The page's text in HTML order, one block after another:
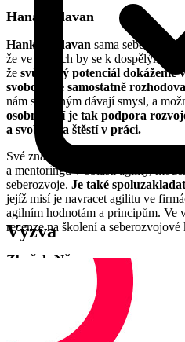
Hana Jadavan
Hanka Jadavan sama sebe
že ve firmách by se k dospělým
že svůj plný potenciál dokážeme
svobodu se samostatně
nám samotným dávají smysl, a
osobní misí je tak podpora
a svobody a štěstí v práci.
Své znalosti a praktické zkušenost
a mentoringu v oblasti agility,
seberozvoje. Je také
jejíž misí je navracet agilitu ve
agilním hodnotám a principům. Ve
recenze na školení a seberozvojové
Zbyšek Němec
je dlouholetým
budování pro-zákaznického
dlouhodobě spoluvytváří kulturu
(hodnotu pro zákazníky), která
Výzva